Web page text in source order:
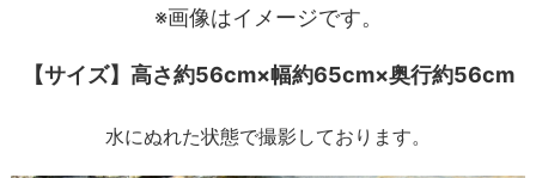
※画像はイメージです。
【サイズ】高さ約56cm×幅約65cm×奥行約56cm
水にぬれた状態で撮影しております。